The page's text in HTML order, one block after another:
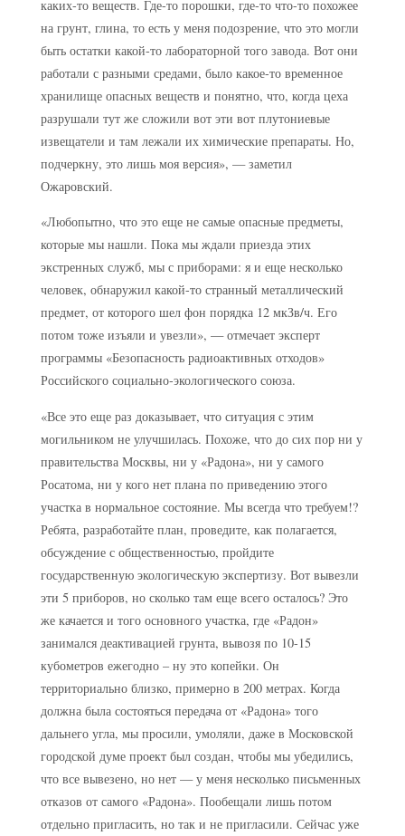
каких-то веществ. Где-то порошки, где-то что-то похожее
на грунт, глина, то есть у меня подозрение, что это могли
быть остатки какой-то лабораторной того завода. Вот они
работали с разными средами, было какое-то временное
хранилище опасных веществ и понятно, что, когда цеха
разрушали тут же сложили вот эти вот плутониевые
извещатели и там лежали их химические препараты. Но,
подчеркну, это лишь моя версия», — заметил
Ожаровский.
«Любопытно, что это еще не самые опасные предметы,
которые мы нашли. Пока мы ждали приезда этих
экстренных служб, мы с приборами: я и еще несколько
человек, обнаружил какой-то странный металлический
предмет, от которого шел фон порядка 12 мкЗв/ч. Его
потом тоже изъяли и увезли», — отмечает эксперт
программы «Безопасность радиоактивных отходов»
Российского социально-экологического союза.
«Все это еще раз доказывает, что ситуация с этим
могильником не улучшилась. Похоже, что до сих пор ни у
правительства Москвы, ни у «Радона», ни у самого
Росатома, ни у кого нет плана по приведению этого
участка в нормальное состояние. Мы всегда что требуем!?
Ребята, разработайте план, проведите, как полагается,
обсуждение с общественностью, пройдите
государственную экологическую экспертизу. Вот вывезли
эти 5 приборов, но сколько там еще всего осталось? Это
же качается и того основного участка, где «Радон»
занимался деактивацией грунта, вывозя по 10-15
кубометров ежегодно – ну это копейки. Он
территориально близко, примерно в 200 метрах. Когда
должна была состояться передача от «Радона» того
дальнего угла, мы просили, умоляли, даже в Московской
городской думе проект был создан, чтобы мы убедились,
что все вывезено, но нет — у меня несколько письменных
отказов от самого «Радона». Пообещали лишь потом
отдельно пригласить, но так и не пригласили. Сейчас уже